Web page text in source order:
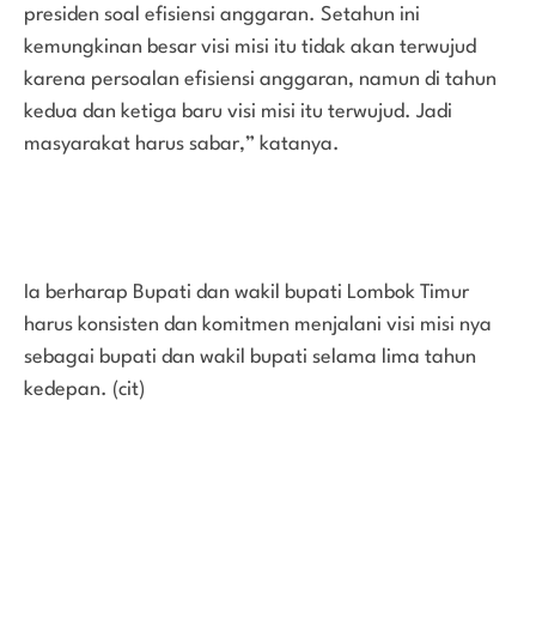
presiden soal efisiensi anggaran. Setahun ini
kemungkinan besar visi misi itu tidak akan terwujud
karena persoalan efisiensi anggaran, namun di tahun
kedua dan ketiga baru visi misi itu terwujud. Jadi
masyarakat harus sabar,” katanya.
Ia berharap Bupati dan wakil bupati Lombok Timur
harus konsisten dan komitmen menjalani visi misi nya
sebagai bupati dan wakil bupati selama lima tahun
kedepan. (cit)